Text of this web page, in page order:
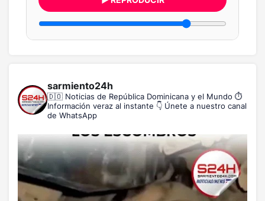
sarmiento24h
🇩🇴 Noticias de República Dominicana y el Mundo ⏱️
Información veraz al instante 👇 Únete a nuestro canal
de WhatsApp